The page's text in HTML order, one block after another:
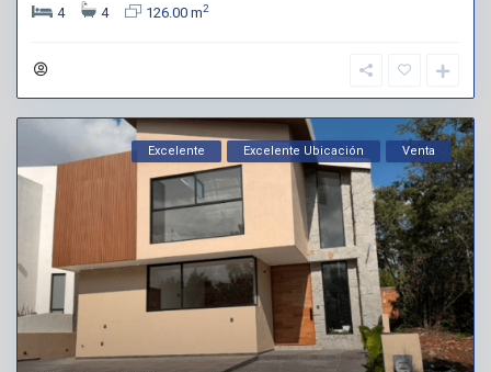
4
4 126.00 m2
Excelente Excelente Ubicación Venta